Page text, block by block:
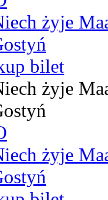
żyje
bilet
żyje
żyje